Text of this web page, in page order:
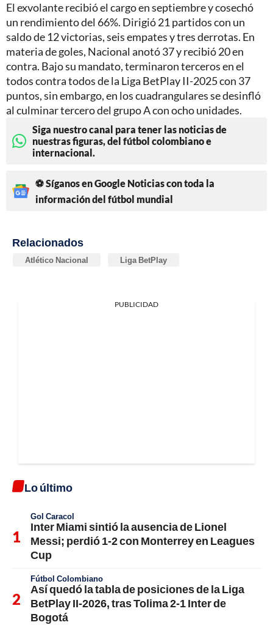
El exvolante recibió el cargo en septiembre y cosechó
un rendimiento del 66%. Dirigió 21 partidos con un
saldo de 12 victorias, seis empates y tres derrotas. En
materia de goles, Nacional anotó 37 y recibió 20 en
contra. Bajo su mandato, terminaron terceros en el
todos contra todos de la Liga BetPlay II-2025 con 37
puntos, sin embargo, en los cuadrangulares se desinfló
al culminar tercero del grupo A con ocho unidades.
Siga nuestro canal para tener las noticias de
nuestras figuras, del fútbol colombiano e
internacional.
⚽ Síganos en Google Noticias con toda la
información del fútbol mundial
Relacionados
Atlético Nacional Liga BetPlay
PUBLICIDAD
Lo último
Gol Caracol
Inter Miami sintió la ausencia de Lionel
Messi; perdió 1-2 con Monterrey en Leagues
Cup
Fútbol Colombiano
Así quedó la tabla de posiciones de la Liga
BetPlay II-2026, tras Tolima 2-1 Inter de
Bogotá